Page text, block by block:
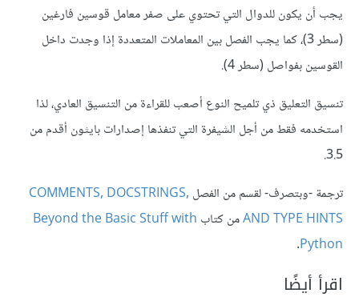
يجب أن يكون للدوال التي تحتوي على صفر معامل قوسين فارغين
(سطر 3)، كما يجب الفصل بين المعاملات المتعددة إذا وجدت داخل
القوسين بفواصل (سطر 4).
تنسيق التعليق ذي تلميح النوع أصعب للقراءة من التنسيق العادي، لذا
استخدمه فقط من أجل الشيفرة التي تنفذها إصدارات بايثون أقدم من
3.5.
ترجمة -وبتصرف- لقسم من الفصل COMMENTS, DOCSTRINGS,
AND TYPE HINTSمن كتاب Beyond the Basic Stuff with
Python
.
اقرأ أيضًا